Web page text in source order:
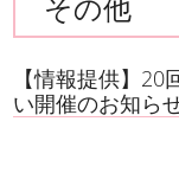
【情報提供】
い開催のお知ら